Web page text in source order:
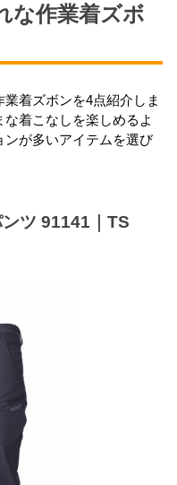
な作業着ズボ
着ズボンを4点紹介しま
着こなしを楽しめるよ
ンが多いアイテムを選び
ツ 91141｜TS